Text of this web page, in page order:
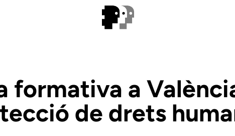
formativa a
de drets